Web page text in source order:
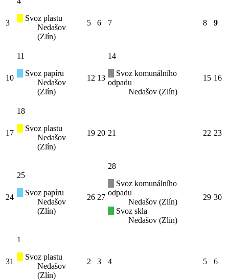
3
Svoz plastu
Nedašov
(Zlín)
5 6 7 8 9
10
11
Svoz papíru
Nedašov
(Zlín)
12 13
14
Svoz komunálního
odpadu
Nedašov (Zlín)
15 16
17
18
Svoz plastu
Nedašov
(Zlín)
19 20 21 22 23
24
25
Svoz papíru
Nedašov
(Zlín)
26 27
28
Svoz komunálního
odpadu
Nedašov (Zlín)
Svoz skla
Nedašov (Zlín)
29 30
31
1
Svoz plastu
Nedašov
(Zlín)
2 3 4 5 6